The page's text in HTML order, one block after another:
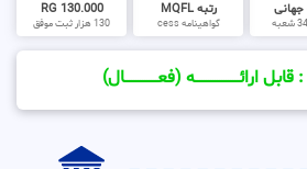
رتبه MQFL
گواهینامه cess
130.000 RG
130 هزار ثبت موفق
(فعـــــــــــــــال)